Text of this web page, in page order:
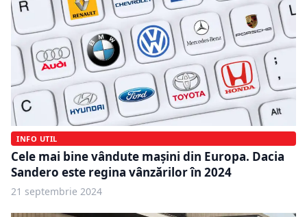
INFO UTIL
Cele mai bine vândute mașini din Europa. Dacia
Sandero este regina vânzărilor în 2024
21 septembrie 2024